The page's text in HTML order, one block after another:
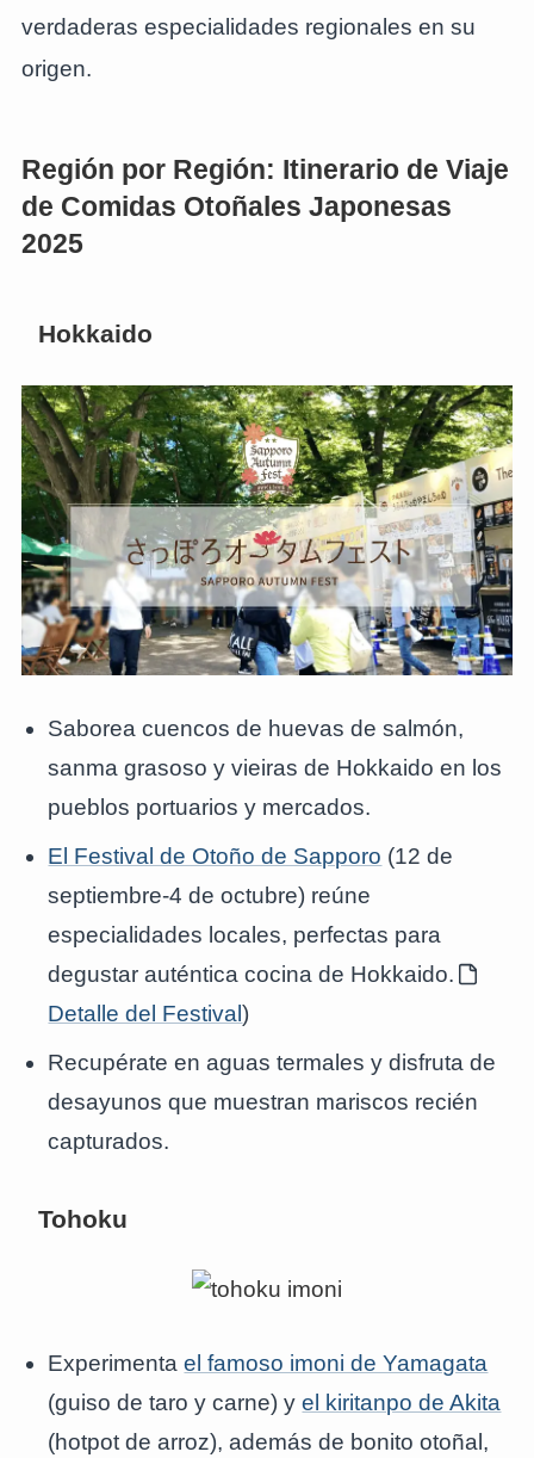
verdaderas especialidades regionales en su
origen.
Región por Región: Itinerario de Viaje
de Comidas Otoñales Japonesas
2025
Hokkaido
Saborea cuencos de huevas de salmón,
sanma grasoso y vieiras de Hokkaido en los
pueblos portuarios y mercados.
El Festival de Otoño de Sapporo (12 de
septiembre-4 de octubre) reúne
especialidades locales, perfectas para
degustar auténtica cocina de Hokkaido.
Detalle del Festival)
Recupérate en aguas termales y disfruta de
desayunos que muestran mariscos recién
capturados.
Tohoku
Experimentael famoso imoni de Yamagata
(guiso de taro y carne) yel kiritanpo de Akita
(hotpot de arroz), además de bonito otoñal,